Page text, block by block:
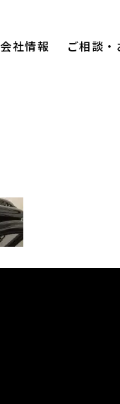
会社情報 ご相談